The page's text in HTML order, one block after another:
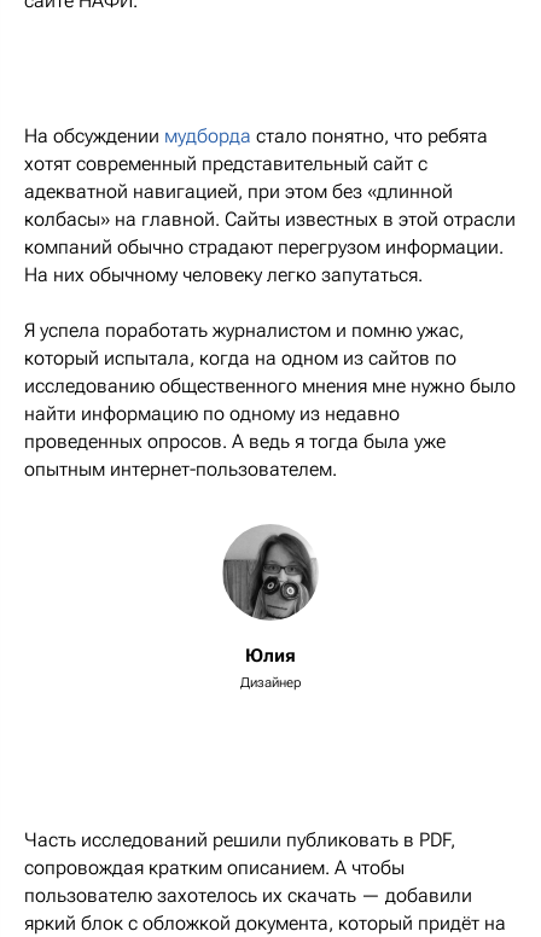
На обсуждении мудборда стало понятно, что ребята
хотят современный представительный сайт с
адекватной навигацией, при этом без «длинной
колбасы» на главной. Сайты известных в этой отрасли
компаний обычно страдают перегрузом информации.
На них обычному человеку легко запутаться.
Я успела поработать журналистом и помню ужас,
который испытала, когда на одном из сайтов по
исследованию общественного мнения мне нужно было
найти информацию по одному из недавно
проведенных опросов. А ведь я тогда была уже
опытным интернет-пользователем.
Юлия
Дизайнер
Часть исследований решили публиковать в PDF,
сопровождая кратким описанием. А чтобы
пользователю захотелось их скачать — добавили
яркий блок с обложкой документа, который придёт на